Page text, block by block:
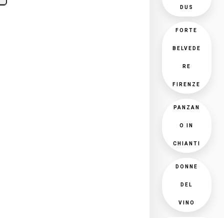
DUS
FORTE
BELVEDE
RE
FIRENZE
PANZAN
O IN
CHIANTI
DONNE
DEL
VINO